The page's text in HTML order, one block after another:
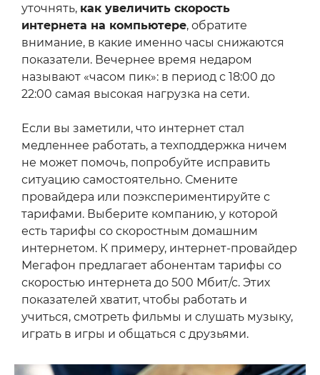
уточнять, как увеличить скорость
интернета на компьютере, обратите
внимание, в какие именно часы снижаются
показатели. Вечернее время недаром
называют «часом пик»: в период с 18:00 до
22:00 самая высокая нагрузка на сети.
Если вы заметили, что интернет стал
медленнее работать, а техподдержка ничем
не может помочь, попробуйте исправить
ситуацию самостоятельно. Смените
провайдера или поэкспериментируйте с
тарифами. Выберите компанию, у которой
есть тарифы со скоростным домашним
интернетом. К примеру, интернет-провайдер
Мегафон предлагает абонентам тарифы со
скоростью интернета до 500 Мбит/с. Этих
показателей хватит, чтобы работать и
учиться, смотреть фильмы и слушать музыку,
играть в игры и общаться с друзьями.